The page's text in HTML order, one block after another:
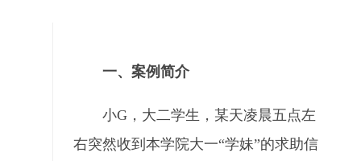
一、案例简介
小G，大二学生，某天凌晨五点左
右突然收到本学院大一“学妹”的求助信